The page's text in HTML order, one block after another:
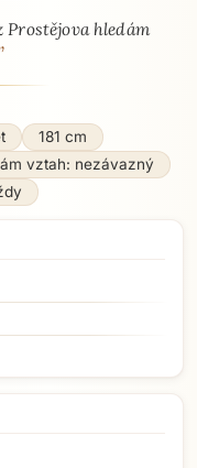
Prostějova hledám
181 cm
vztah: nezávazný